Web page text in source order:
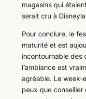
magasins qui
serait cru à
Pour conclure, le
maturité et est
incontournable des
l’ambiance est
agréable. Le week-
peux que conseiller